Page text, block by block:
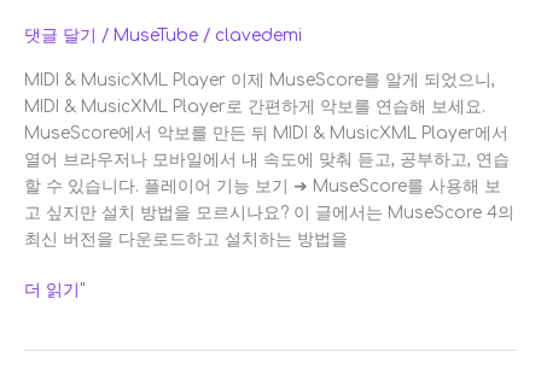
댓글 달기 / MuseTube / clavedemi
MIDI & MusicXML Player 이제 MuseScore를 알게 되었으니,
MIDI & MusicXML Player로 간편하게 악보를 연습해 보세요.
MuseScore에서 악보를 만든 뒤 MIDI & MusicXML Player에서
열어 브라우저나 모바일에서 내 속도에 맞춰 듣고, 공부하고, 연습
할 수 있습니다. 플레이어 기능 보기 ➜ MuseScore를 사용해 보
고 싶지만 설치 방법을 모르시나요? 이 글에서는 MuseScore 4의
최신 버전을 다운로드하고 설치하는 방법을
이
더 읽기"